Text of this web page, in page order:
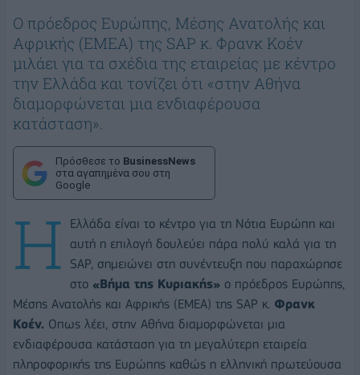
Ο πρόεδρος Ευρώπης, Μέσης Ανατολής και
Αφρικής (ΕΜΕΑ) της SAP κ. Φρανκ Κοέν
μιλάει για τα σχέδια της εταιρείας με κέντρο
την Ελλάδα και τονίζει ότι «στην Αθήνα
διαμορφώνεται μια ενδιαφέρουσα
κατάσταση».
Πρόσθεσε το BusinessNews
στα αγαπημένα σου στη
Google
Η
Ελλάδα είναι το κέντρο για τη Νότια Ευρώπη και
αυτή η επιλογή δουλεύει πάρα πολύ καλά για τη
SAP, σημειώνει στη συνέντευξη που παραχώρησε
στο «Βήμα της Κυριακής» ο πρόεδρος Ευρώπης,
Μέσης Ανατολής και Αφρικής (ΕΜΕΑ) της SAP κ. Φρανκ
Κοέν. Οπως λέει, στην Αθήνα διαμορφώνεται μια
ενδιαφέρουσα κατάσταση για τη μεγαλύτερη εταιρεία
πληροφορικής της Ευρώπης καθώς η ελληνική πρωτεύουσα